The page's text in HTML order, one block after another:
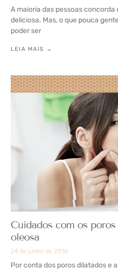
A maioria das pessoas
deliciosa. Mas, o que pouca
poder ser
LEIA MAIS →
Cuidados com os
oleosa
24 de junho de 2016
Por conta dos poros dilatados e